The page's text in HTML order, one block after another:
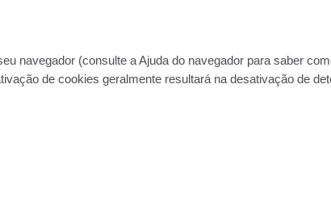
navegador (consulte a Ajuda do navegador para saber
de cookies geralmente resultará na desativação de